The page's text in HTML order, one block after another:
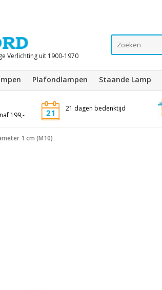
Verlichting uit 1900-1970
Plafondlampen Staande Lamp
199,-
21 dagen bedenktijd
1 cm (M10)